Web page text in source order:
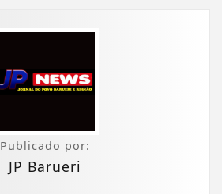
Publicado por:
JP Barueri